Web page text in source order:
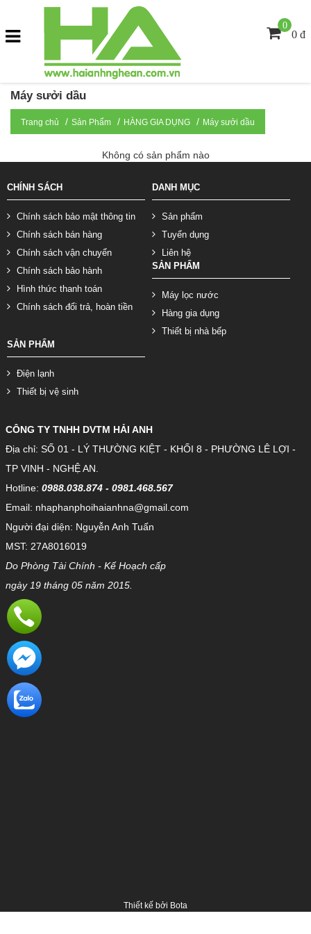
0
0 đ
Máy sưởi dầu
Trang chủ Sản Phẩm HÀNG GIA DỤNG Máy sưởi dầu
Không có sản phẩm nào
CHÍNH SÁCH
Chính sách bảo mật thông tin
Chính sách bán hàng
Chính sách vận chuyển
Chính sách bảo hành
Hình thức thanh toán
Chính sách đổi trả, hoàn tiền
DANH MỤC
Sản phẩm
Tuyển dụng
Liên hệ
SẢN PHẨM
Máy lọc nước
Hàng gia dụng
Thiết bị nhà bếp
SẢN PHẨM
Điện lạnh
Thiết bị vệ sinh
CÔNG TY TNHH DVTM HẢI ANH
Địa chỉ: SỐ 01 - LÝ THƯỜNG KIỆT - KHỐI 8 - PHƯỜNG LÊ LỢI -
TP VINH - NGHỆ AN.
Hotline: 0988.038.874 - 0981.468.567
Email: nhaphanphoihaianhna@gmail.com
Người đại diện: Nguyễn Anh Tuấn
MST: 27A8016019
Do Phòng Tài Chính - Kế Hoạch cấp
ngày 19 tháng 05 năm 2015.
Thiết kế bởi Bota